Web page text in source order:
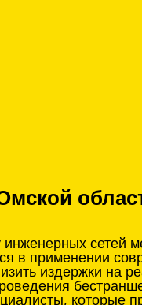
инженерных сетей
в применении
издержки на
которые